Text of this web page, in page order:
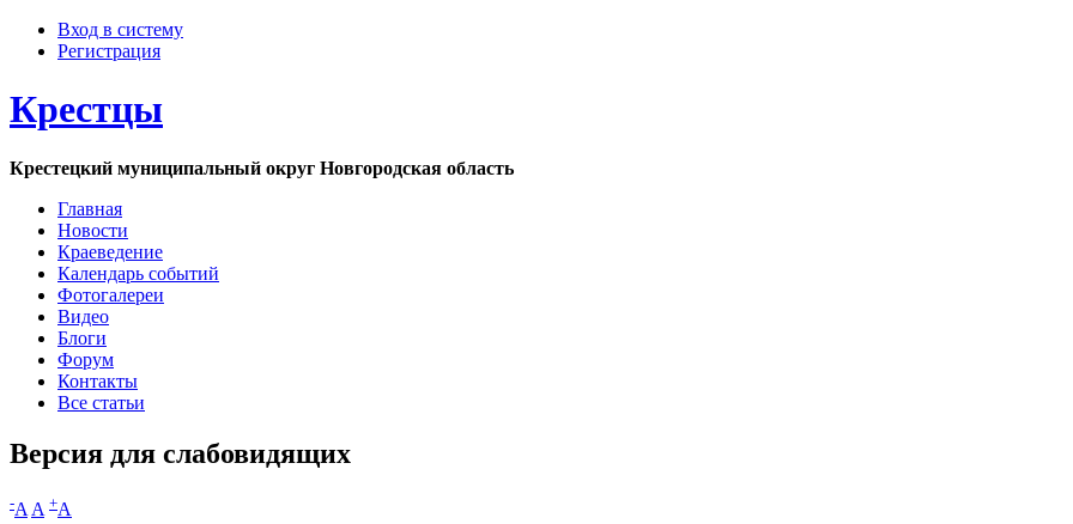
Вход в систему
Регистрация
Крестцы
Крестецкий муниципальный округ Новгородская область
Главная
Новости
Краеведение
Календарь событий
Фотогалереи
Видео
Блоги
Форум
Контакты
Все статьи
Версия для слабовидящих
-A A +A